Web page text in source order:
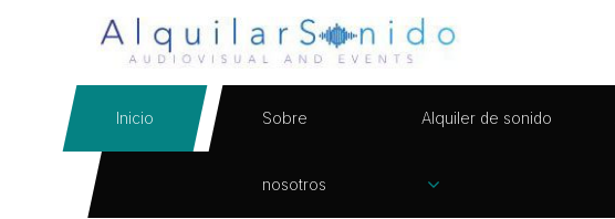
Inicio Sobre
nosotros
Alquiler de sonido